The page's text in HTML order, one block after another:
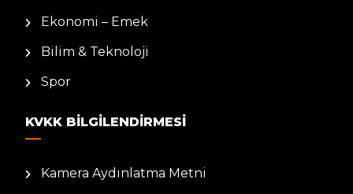
Ekonomi – Emek
Bilim & Teknoloji
Spor
KVKK BILGILENDIRMESI
Kamera Aydınlatma Metni